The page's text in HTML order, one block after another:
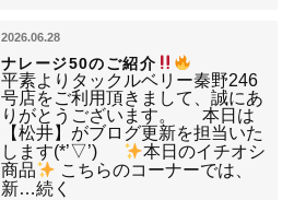
2026.06.28
ナレージ50のご紹介
平素よりタックルベリー秦野246
号店をご利用頂きまして、誠にあ
りがとうございます。 本日は
【松井】がブログ更新を担当いた
します(*’▽’)
本日のイチオシ
商品
こちらのコーナーでは、
新…続く